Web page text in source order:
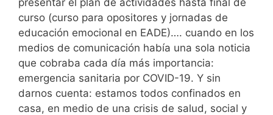
curso (curso para opositores y jornadas de
educación emocional en EADE)…. cuando en los
medios de comunicación había una sola noticia
que cobraba cada día más importancia:
emergencia sanitaria por COVID-19. Y sin
darnos cuenta: estamos todos confinados en
casa, en medio de una crisis de salud, social y